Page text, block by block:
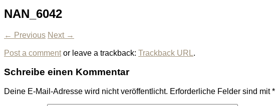
NAN_6042
← Previous Next →
Post a commentor leave a trackback: Trackback URL.
Schreibe einen Kommentar
Deine E-Mail-Adresse wird nicht veröffentlicht. Erforderliche Felder sind mit*